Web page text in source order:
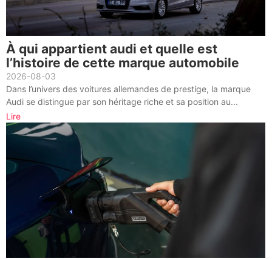
À qui appartient audi et quelle est
l’histoire de cette marque automobile
2026-08-03
Dans l’univers des voitures allemandes de prestige, la marque
Audi se distingue par son héritage riche et sa position au...
Lire